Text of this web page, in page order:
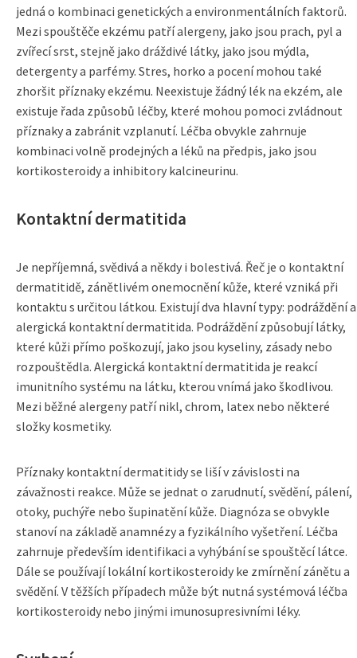
jedná o kombinaci genetických a environmentálních faktorů.
Mezi spouštěče ekzému patří alergeny, jako jsou prach, pyl a
zvířecí srst, stejně jako dráždivé látky, jako jsou mýdla,
detergenty a parfémy. Stres, horko a pocení mohou také
zhoršit příznaky ekzému. Neexistuje žádný lék na ekzém, ale
existuje řada způsobů léčby, které mohou pomoci zvládnout
příznaky a zabránit vzplanutí. Léčba obvykle zahrnuje
kombinaci volně prodejných a léků na předpis, jako jsou
kortikosteroidy a inhibitory kalcineurinu.
Kontaktní dermatitida
Je nepříjemná, svědivá a někdy i bolestivá. Řeč je o kontaktní
dermatitidě, zánětlivém onemocnění kůže, které vzniká při
kontaktu s určitou látkou. Existují dva hlavní typy: podráždění a
alergická kontaktní dermatitida. Podráždění způsobují látky,
které kůži přímo poškozují, jako jsou kyseliny, zásady nebo
rozpouštědla. Alergická kontaktní dermatitida je reakcí
imunitního systému na látku, kterou vnímá jako škodlivou.
Mezi běžné alergeny patří nikl, chrom, latex nebo některé
složky kosmetiky.
Příznaky kontaktní dermatitidy se liší v závislosti na
závažnosti reakce. Může se jednat o zarudnutí, svědění, pálení,
otoky, puchýře nebo šupinatění kůže. Diagnóza se obvykle
stanoví na základě anamnézy a fyzikálního vyšetření. Léčba
zahrnuje především identifikaci a vyhýbání se spouštěcí látce.
Dále se používají lokální kortikosteroidy ke zmírnění zánětu a
svědění. V těžších případech může být nutná systémová léčba
kortikosteroidy nebo jinými imunosupresivními léky.